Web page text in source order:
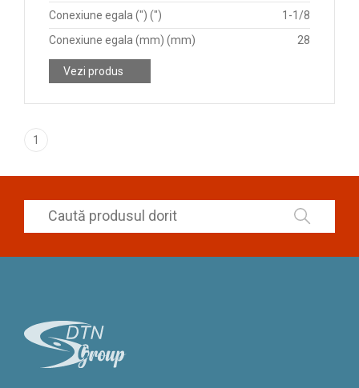
Conexiune egala (") (")
1-1/8
Conexiune egala (mm) (mm)
28
Vezi produs
1